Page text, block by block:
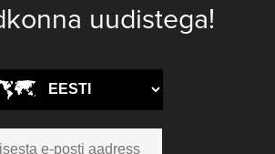
uudistega!